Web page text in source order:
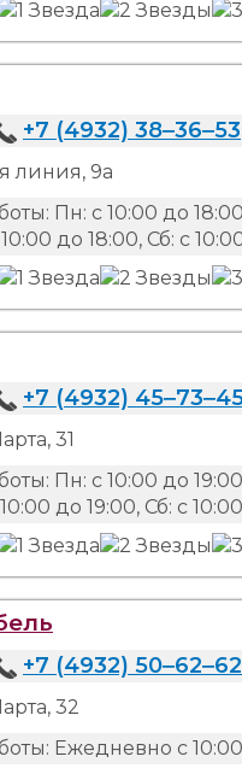
+7 (4932) 38‒36‒53
линия, 9а
Пн: с 10:00 до
10:00 до 18:00, Сб: с
+7 (4932)
31
Пн: с 10:00 до
до 19:00, Сб: с
+7 (4932) 50‒62‒62
32
Ежедневно с